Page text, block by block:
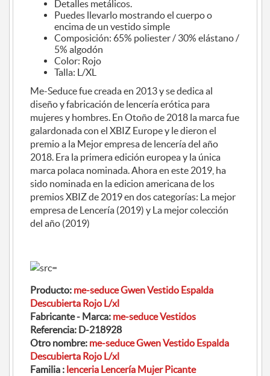
Detalles metálicos.
Puedes llevarlo mostrando el cuerpo o
encima de un vestido simple
Composición: 65% poliester / 30% elástano /
5% algodón
Color: Rojo
Talla: L/XL
Me-Seduce fue creada en 2013 y se dedica al
diseño y fabricación de lencería erótica para
mujeres y hombres. En Otoño de 2018 la marca fue
galardonada con el XBIZ Europe y le dieron el
premio a la Mejor empresa de lencería del año
2018. Era la primera edición europea y la única
marca polaca nominada. Ahora en este 2019, ha
sido nominada en la edicion americana de los
premios XBIZ de 2019 en dos categorías: La mejor
empresa de Lencería (2019) y La mejor colección
del año (2019)
Producto: me-seduce Gwen Vestido Espalda
Descubierta Rojo L/xl
Fabricante - Marca: me-seduce Vestidos
Referencia: D-218928
Otro nombre: me-seduce Gwen Vestido Espalda
Descubierta Rojo L/xl
Familia : lenceria Lencería Mujer Picante